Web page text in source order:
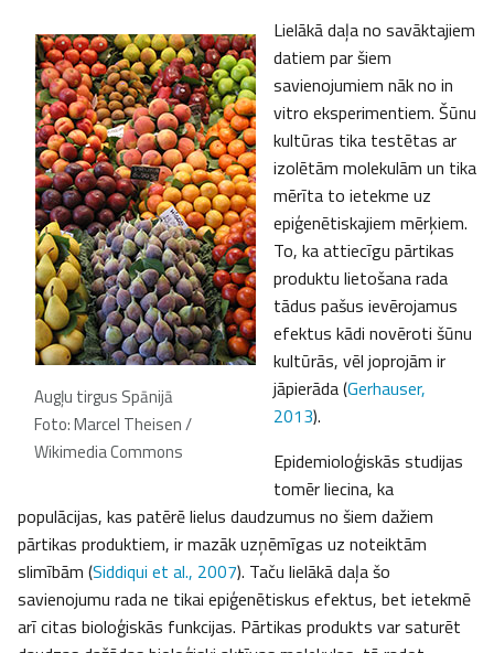
Augļu tirgus Spānijā
Foto: Marcel Theisen /
Wikimedia Commons
Lielākā daļa no savāktajiem
datiem par šiem
savienojumiem nāk no in
vitro eksperimentiem. Šūnu
kultūras tika testētas ar
izolētām molekulām un tika
mērīta to ietekme uz
epiģenētiskajiem mērķiem.
To, ka attiecīgu pārtikas
produktu lietošana rada
tādus pašus ievērojamus
efektus kādi novēroti šūnu
kultūrās, vēl joprojām ir
jāpierāda (Gerhauser,
2013).
Epidemioloģiskās studijas
tomēr liecina, ka
populācijas, kas patērē lielus daudzumus no šiem dažiem
pārtikas produktiem, ir mazāk uzņēmīgas uz noteiktām
slimībām (Siddiqui et al., 2007). Taču lielākā daļa šo
savienojumu rada ne tikai epiģenētiskus efektus, bet ietekmē
arī citas bioloģiskās funkcijas. Pārtikas produkts var saturēt